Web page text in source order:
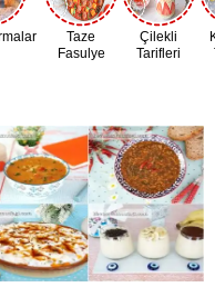
Taze
Fasulye
Çilekli
Tarifleri